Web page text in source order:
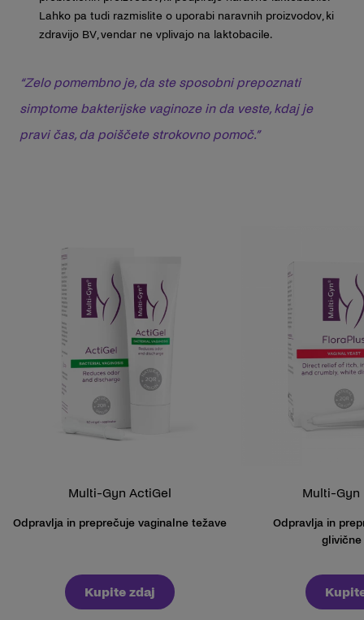
Lahko pa tudi razmislite o uporabi naravnih proizvodov, ki
zdravijo BV, vendar ne vplivajo na laktobacile.
“Zelo pomembno je, da ste sposobni prepoznati
simptome bakterijske vaginoze in da veste, kdaj je
pravi čas, da poiščete strokovno pomoč.”
Multi-Gyn ActiGel
Odpravlja in preprečuje vaginalne težave
Kupite zdaj
Multi-Gyn
Odpravlja in
glivične